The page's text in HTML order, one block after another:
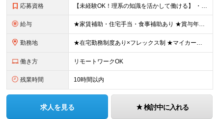
応募資格 【未経験OK！理系の知識を活かして働ける】 ・理系学部専攻されていた方（大学・大学院卒） └化学、応用化学、材料、バイオ、農学、環境など ・第二新卒OK ※大卒以上 ＼ こんな方を歓迎します ／
給与 ★家賃補助・住宅手当・食事補助あり ★賞与年2回 ■院修了：月給24万600円～＋各種手当＋賞与年2回 ■大卒：月給22万7000円～＋各種手当＋賞与年2回 ※年齢・経験を考慮の上、決定します ※
勤務地 ★在宅勤務制度あり×フレックス制 ★マイカー通勤OK 以下の工場より、希望を考慮して決定いたします。 【茨城工場】茨城県古河市北利根8-5 【三重工場】三重県伊賀市柘植町2700 ※頻繁ではあり
働き方 リモートワークOK
残業時間 10時間以内
求人を見る 検討中に入れる